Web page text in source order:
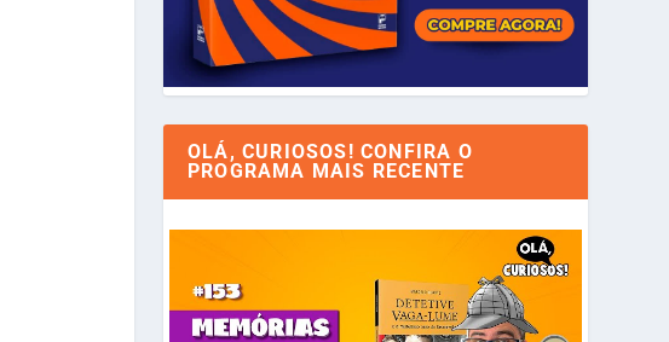
OLÁ, CURIOSOS! CONFIRA O
PROGRAMA MAIS RECENTE